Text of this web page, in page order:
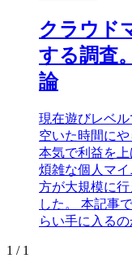
クラウド
する調査
論
現在遊びレベル
空いた時間に
本気で利益を
煩雑な個人マ
方が大規模に
した。 本記事
らい手に入る
1 / 1